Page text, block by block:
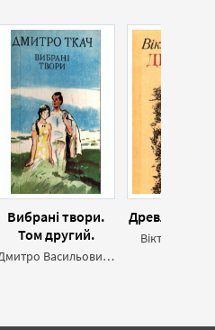
Вибрані твори.
Том другий.
Дмитро Васильович Ткач
Древляни
Віктор